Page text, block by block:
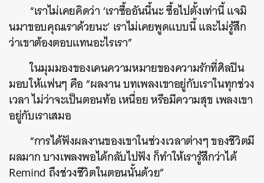
“เราไม่เคยคิดว่า ‘เราซื้ออันนี้นะ ซื้อไปตั้งเท่านี้ แจมิ
นมาขอบคุณเราด้วยนะ’ เราไม่เคยพูดแบบนี้ และไม่รู้สึก
ว่าเขาต้องตอบแทนอะไรเรา”
ในมุมมองของเคนความหมายของความรักที่ศิลปิน
มอบให้แฟนๆ คือ “ผลงาน บทเพลงเขาอยู่กับเราในทุกช่วง
เวลา ไม่ว่าจะเป็นตอนท้อ เหนื่อย หรือมีความสุข เพลงเขา
อยู่กับเราเสมอ
“การได้ฟังผลงานของเขาในช่วงเวลาต่างๆ ของชีวิตมี
ผลมาก บางเพลงพอได้กลับไปฟัง ก็ทำให้เรารู้สึกว่าได้
Remind ถึงช่วงชีวิตในตอนนั้นด้วย”